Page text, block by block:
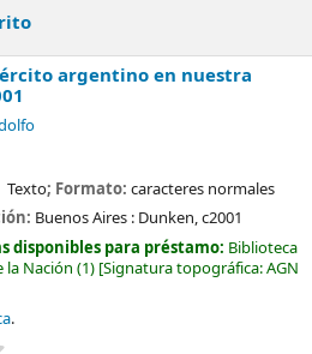
argentino en nuestra
Texto; Formato: caracteres normales
Buenos Aires : Dunken,c2001
disponibles para préstamo: Biblioteca
la Nación (1) Signatura topográfica:AGN
.